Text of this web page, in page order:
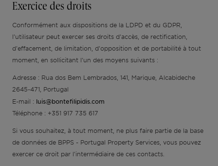
Exercice des droits
Conformément aux dispositions de la LDPD et du GDPR,
l'utilisateur peut exercer ses droits d'accès, de rectification,
d'effacement, de limitation, d'opposition et de portabilité à tout
moment, en sollicitant l'un des moyens suivants :
Adresse : Rua dos Bem Lembrados, 141, Marique, Alcabideche
2645-471, Portugal
E-mail : luis@bontefilipidis.com
Téléphone : +351 917 735 617
Si vous souhaitez, à tout moment, ne plus faire partie de la base
de données de BPPS - Portugal Property Services, vous pouvez
exercer ce droit par l'intermédiaire de ces contacts.